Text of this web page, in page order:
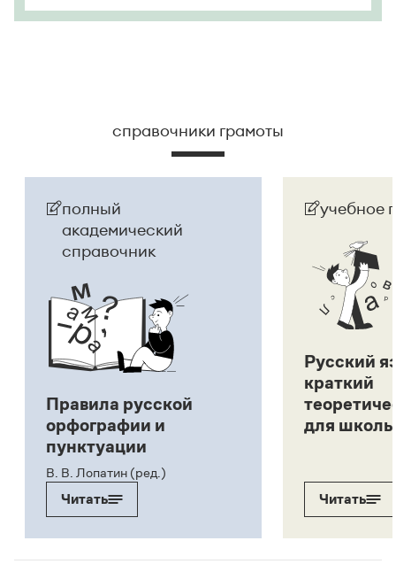
справочники грамоты
полный
академический
справочник
Правила русской
орфографии и
пунктуации
В. В. Лопатин (ред.)
Читать
учебное
Русский
краткий
для
Читать